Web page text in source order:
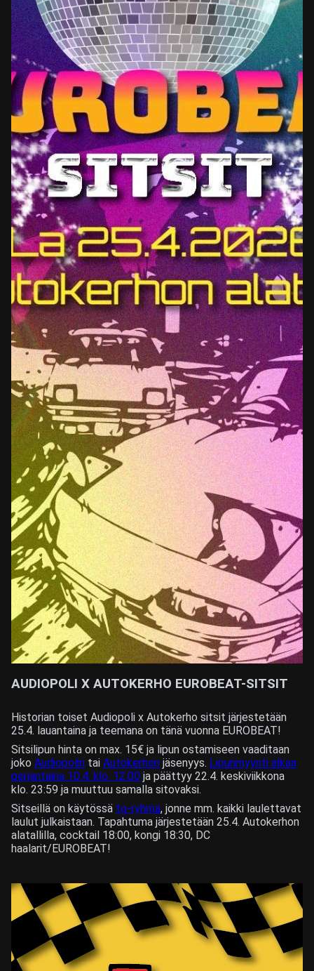
AUDIOPOLI X AUTOKERHO EUROBEAT-SITSIT
Historian toiset Audiopoli x Autokerho sitsit järjestetään
25.4. lauantaina ja teemana on tänä vuonna EUROBEAT!
Sitsilipun hinta on max. 15€ ja lipun ostamiseen vaaditaan
joko Audiopolin tai Autokerhon jäsenyys. Lipunmyynti alkaa
perjantaina 10.4. klo. 12:00 ja päättyy 22.4. keskiviikkona
klo. 23:59 ja muuttuu samalla sitovaksi.
Sitseillä on käytössä tg-ryhmä, jonne mm. kaikki laulettavat
laulut julkaistaan. Tapahtuma järjestetään 25.4. Autokerhon
alatallilla, cocktail 18:00, kongi 18:30, DC
haalarit/EUROBEAT!